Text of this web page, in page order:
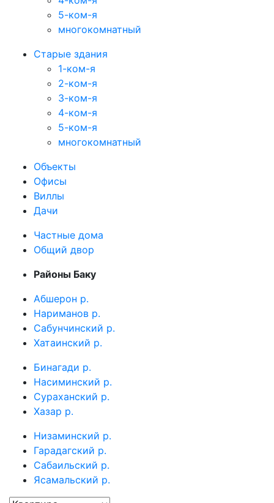
5-ком-я
многокомнатный
Старые здания
1-ком-я
2-ком-я
3-ком-я
4-ком-я
5-ком-я
многокомнатный
Объекты
Офисы
Виллы
Дачи
Частные дома
Общий двор
Районы Баку
Абшерон р.
Нариманов р.
Сабунчинский р.
Хатаинский р.
Бинагади р.
Насиминский р.
Сураханский р.
Хазар р.
Низаминский р.
Гарадагский р.
Сабаильский р.
Ясамальский р.